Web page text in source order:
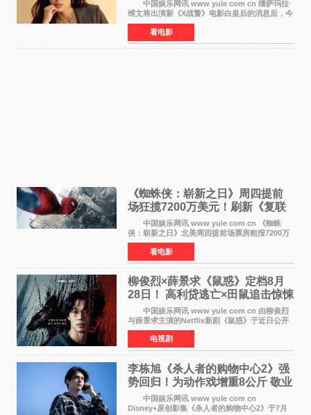
中国娱乐网讯 www yule com cn 继萨玛拉·
维文将出演新《X战警》电影白皇后的消息后，今
年暑期档大热恐怖片《痴迷》女主角印达·纳瓦雷
特也有望加盟这部备受瞩目的漫威新作——目前
还处于有
看电影
《蜘蛛侠：崭新之日》周四提前
场狂揽7200万美元！刷新《复联
4》保持影史纪录
中国娱乐网讯 www yule com cn 《蜘蛛
侠：崭新之日》北美周四提前场票房粗报7200万
美元，创下影史单片北美提前场票房新纪录——
此前该纪录由《复仇者联盟4：终局之战》的6000
万美元保持，本
看电影
柳俊烈×薛景求《鼠惑》定档8月
28日！ 高利贷逃亡×田鼠追击惊悚
来袭
中国娱乐网讯 www yule com cn 由柳俊烈
与薛景求主演的Netflix新剧《鼠惑》于近日公开
主海报，正式定档8月28日上线。 海报中，柳
俊烈与薛景求背对背站立，各自朝向相反方向，
幽暗的色调与
电视剧
李栋旭《杀人者的购物中心2》强
势回归！为动作戏增重8公斤 敬业
获赞
中国娱乐网讯 www yule com cn
Disney+原创影集《杀人者的购物中心2》于7月